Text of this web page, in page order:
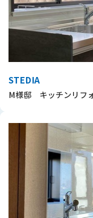
STEDIA
M様邸 キッチンリフ